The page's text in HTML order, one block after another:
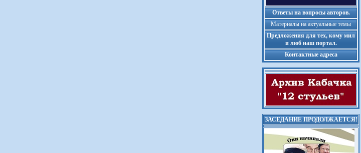
Ответы на вопросы авторов.
Материалы на актуальные темы
Предложения для тех, кому мил
и люб наш портал.
Контактные адреса
ЗАСЕДАНИЕ ПРОДОЛЖАЕТСЯ!